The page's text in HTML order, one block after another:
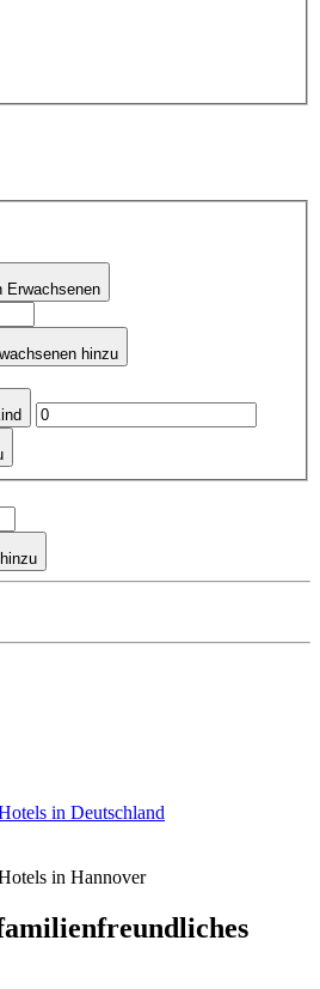
Erwachsenen
hinzu
in Deutschland
in Hannover